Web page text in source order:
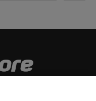
kell. 2012 óta.